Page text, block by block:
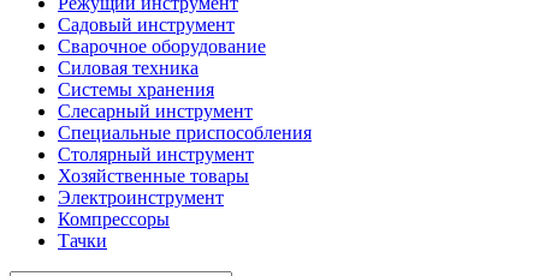
Садовый инструмент
Сварочное оборудование
Силовая техника
Системы хранения
Слесарный инструмент
Специальные приспособления
Столярный инструмент
Хозяйственные товары
Электроинструмент
Компрессоры
Тачки